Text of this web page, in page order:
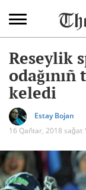
Reseylik
keledi
Estay Bojan
16 Qañtar, 2018 sağat